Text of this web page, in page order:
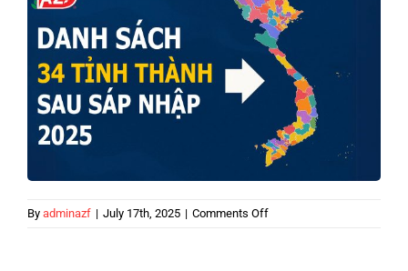
By adminazf | July 17th, 2025 | Comments Offon